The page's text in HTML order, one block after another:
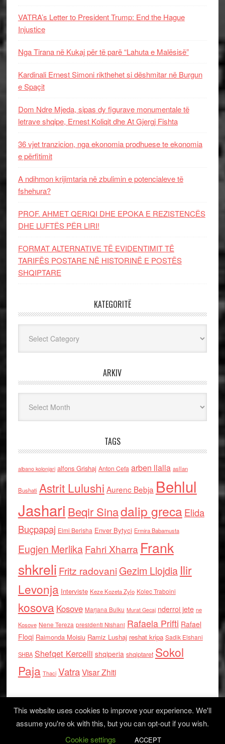
VATRA’s Letter to President Trump: End the Hague
Injustice
Nga Tirana në Kukaj për të parë “Lahuta e Malësisë”
Kardinali Ernest Simoni rikthehet si dëshmitar në Burgun
e Spaçit
Dom Ndre Mjeda, sipas dy figurave monumentale të
letrave shqipe, Ernest Koliqit dhe At Gjergj Fishta
36 vjet tranzicion, nga ekonomia prodhuese te ekonomia
e përfitimit
A ndihmon krijimtaria në zbulimin e potencialeve të
fshehura?
PROF. AHMET QERIQI DHE EPOKA E REZISTENCЁS
DHE LUFTЁS PЁR LIRI!
FORMAT ALTERNATIVE TË EVIDENTIMIT TË
TARIFËS POSTARE NË HISTORINË E POSTËS
SHQIPTARE
KATEGORITË
ARKIV
TAGS
albano kolonjari alfons Grishaj Anton Cefa arben llalla asllan
Bushati Astrit Lulushi Aurenc Bebja Behlul
Jashari Beqir Sinadalip grecaElida
Buçpapaj Elmi Berisha Enver Bytyci Ermira Babamusta
Eugjen MerlikaFahri Xharra Frank
shkreli Fritz radovaniGezim Llojdia Ilir
Levonja Interviste Keze Kozeta Zylo Kolec Traboini
kosova Kosove Marjana Bulku Murat Gecaj nderroi jete ne
Kosove Nene Tereza presidenti Nishani Rafaela Prifti Rafael
Floqi Raimonda Moisiu Ramiz Lushaj reshat kripa Sadik Elshani
SHBA Shefqet Kercelli shqiperia shqiptaret Sokol
Paja Thaci VatraVisar Zhiti
Log in
This website uses cookies to improve your experience. We'll
assume you're ok with this, but you can opt-out if you wish.
Cookie settings
ACCEPT